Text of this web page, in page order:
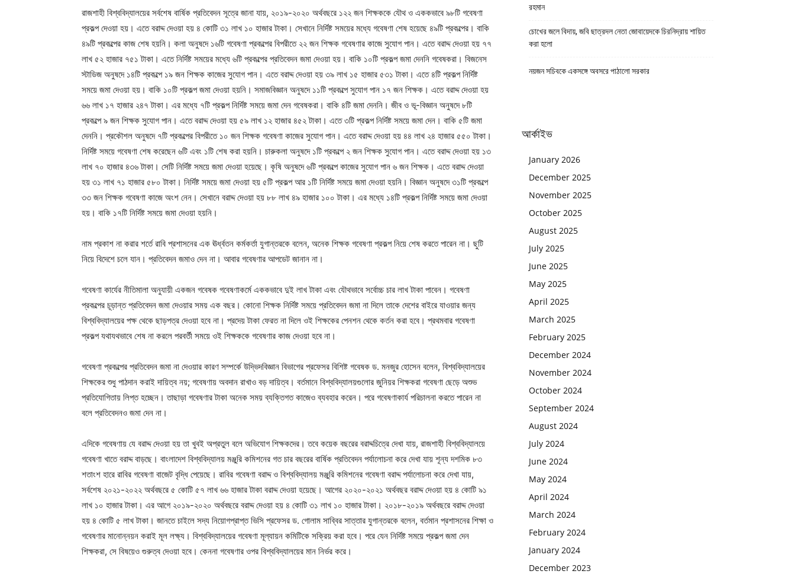
রাজশাহী বিশ্ববিদ্যালয়ের সর্বশেষ বার্ষিক প্রতিবেদন সূত্রে জানা যায়, ২০১৯-২০২০ অর্থবছরে ১২২ জন শিক্ষককে যৌথ ও এককভাবে ৯৮টি গবেষণা
প্রকল্প দেওয়া হয়। এতে বরাদ্দ দেওয়া হয় ৪ কোটি ৩১ লাখ ১০ হাজার টাকা। সেখানে নির্দিষ্ট সময়ের মধ্যে গবেষণা শেষ হয়েছে ৪৯টি প্রকল্পের। বাকি
৪৯টি প্রকল্পের কাজ শেষ হয়নি। কলা অনুষদে ১৬টি গবেষণা প্রকল্পের বিপরীতে ২২ জন শিক্ষক গবেষণার কাজে সুযোগ পান। এতে বরাদ্দ দেওয়া হয় ৭৭
লাখ ৫২ হাজার ৭৫১ টাকা। এতে নির্দিষ্ট সময়ের মধ্যে ৬টি প্রকল্পের প্রতিবেদন জমা দেওয়া হয়। বাকি ১০টি প্রকল্প জমা দেননি গবেষকরা। বিজনেস
স্টাডিজ অনুষদে ১৪টি প্রকল্পে ১৯ জন শিক্ষক কাজের সুযোগ পান। এতে বরাদ্দ দেওয়া হয় ৩৯ লাখ ১৫ হাজার ৫৩১ টাকা। এতে ৪টি প্রকল্প নির্দিষ্ট
সময়ে জমা দেওয়া হয়। বাকি ১০টি প্রকল্প জমা দেওয়া হয়নি। সমাজবিজ্ঞান অনুষদে ১১টি প্রকল্পে সুযোগ পান ১৭ জন শিক্ষক। এতে বরাদ্দ দেওয়া হয়
৬৬ লাখ ১৭ হাজার ২৪৭ টাকা। এর মধ্যে ৭টি প্রকল্প নির্দিষ্ট সময়ে জমা দেন গবেষকরা। বাকি ৪টি জমা দেননি। জীব ও ভূ-বিজ্ঞান অনুষদে ৮টি
প্রকল্পে ৯ জন শিক্ষক সুযোগ পান। এতে বরাদ্দ দেওয়া হয় ৫৯ লাখ ১২ হাজার ৪৫২ টাকা। এতে ৩টি প্রকল্প নির্দিষ্ট সময়ে জমা দেন। বাকি ৫টি জমা
দেননি। প্রকৌশল অনুষদে ৭টি প্রকল্পের বিপরীতে ১০ জন শিক্ষক গবেষণা কাজের সুযোগ পান। এতে বরাদ্দ দেওয়া হয় ৪৪ লাখ ২৪ হাজার ৫৫০ টাকা।
নির্দিষ্ট সময়ে গবেষণা শেষ করেছেন ৬টি এবং ১টি শেষ করা হয়নি। চারুকলা অনুষদে ১টি প্রকল্পে ২ জন শিক্ষক সুযোগ পান। এতে বরাদ্দ দেওয়া হয় ১৩
লাখ ৭০ হাজার ৪৩৬ টাকা। সেটি নির্দিষ্ট সময়ে জমা দেওয়া হয়েছে। কৃষি অনুষদে ৬টি প্রকল্পে কাজের সুযোগ পান ৬ জন শিক্ষক। এতে বরাদ্দ দেওয়া
হয় ৩১ লাখ ৭১ হাজার ৫৮০ টাকা। নির্দিষ্ট সময়ে জমা দেওয়া হয় ৫টি প্রকল্প আর ১টি নির্দিষ্ট সময়ে জমা দেওয়া হয়নি। বিজ্ঞান অনুষদে ৩১টি প্রকল্পে
৩৩ জন শিক্ষক গবেষণা কাজে অংশ নেন। সেখানে বরাদ্দ দেওয়া হয় ৮৮ লাখ ৪৯ হাজার ১০০ টাকা। এর মধ্যে ১৪টি প্রকল্প নির্দিষ্ট সময়ে জমা দেওয়া
হয়। বাকি ১৭টি নির্দিষ্ট সময়ে জমা দেওয়া হয়নি।
নাম প্রকাশ না করার শর্তে রাবি প্রশাসনের এক ঊর্ধ্বতন কর্মকর্তা যুগান্তরকে বলেন, অনেক শিক্ষক গবেষণা প্রকল্প নিয়ে শেষ করতে পারেন না। ছুটি
নিয়ে বিদেশে চলে যান। প্রতিবেদন জমাও দেন না। আবার গবেষণার আপডেট জানান না।
গবেষণা কার্যের নীতিমালা অনুযায়ী একজন গবেষক গবেষণাকর্মে এককভাবে দুই লাখ টাকা এবং যৌথভাবে সর্বোচ্চ চার লাখ টাকা পাবেন। গবেষণা
প্রকল্পের চূড়ান্ত প্রতিবেদন জমা দেওয়ার সময় এক বছর। কোনো শিক্ষক নির্দিষ্ট সময়ে প্রতিবেদন জমা না দিলে তাকে দেশের বাইরে যাওয়ার জন্য
বিশ্ববিদ্যালয়ের পক্ষ থেকে ছাড়পত্র দেওয়া হবে না। প্রদেয় টাকা ফেরত না দিলে ওই শিক্ষকের পেনশন থেকে কর্তন করা হবে। প্রথমবার গবেষণা
প্রকল্প যথাযথভাবে শেষ না করলে পরবর্তী সময়ে ওই শিক্ষককে গবেষণার কাজ দেওয়া হবে না।
গবেষণা প্রকল্পের প্রতিবেদন জমা না দেওয়ার কারণ সম্পর্কে উদ্ভিদবিজ্ঞান বিভাগের প্রফেসর বিশিষ্ট গবেষক ড. মনজুর হোসেন বলেন, বিশ্ববিদ্যালয়ের
শিক্ষকের শুধু পাঠদান করাই দায়িত্ব নয়; গবেষণায় অবদান রাখাও বড় দায়িত্ব। বর্তমানে বিশ্ববিদ্যালয়গুলোর জুনিয়র শিক্ষকরা গবেষণা ছেড়ে অশুভ
প্রতিযোগিতায় লিপ্ত হচ্ছেন। তাছাড়া গবেষণার টাকা অনেক সময় ব্যক্তিগত কাজেও ব্যবহার করেন। পরে গবেষণাকার্য পরিচালনা করতে পারেন না
বলে প্রতিবেদনও জমা দেন না।
এদিকে গবেষণায় যে বরাদ্দ দেওয়া হয় তা খুবই অপ্রতুল বলে অভিযোগ শিক্ষকদের। তবে কয়েক বছরের বরাদ্দচিত্রে দেখা যায়, রাজশাহী বিশ্ববিদ্যালয়ে
গবেষণা খাতে বরাদ্দ বাড়ছে। বাংলাদেশ বিশ্ববিদ্যালয় মঞ্জুরি কমিশনের গত চার বছরের বার্ষিক প্রতিবেদন পর্যালোচনা করে দেখা যায় শূন্য দশমিক ৮৩
শতাংশ হারে রাবির গবেষণা বাজেট বৃদ্ধি পেয়েছে। রাবির গবেষণা বরাদ্দ ও বিশ্ববিদ্যালয় মঞ্জুরি কমিশনের গবেষণা বরাদ্দ পর্যালোচনা করে দেখা যায়,
সর্বশেষ ২০২১-২০২২ অর্থবছরে ৫ কোটি ৫৭ লাখ ৬৬ হাজার টাকা বরাদ্দ দেওয়া হয়েছে। আগের ২০২০-২০২১ অর্থবছর বরাদ্দ দেওয়া হয় ৪ কোটি ৯১
লাখ ১০ হাজার টাকা। এর আগে ২০১৯-২০২০ অর্থবছরে বরাদ্দ দেওয়া হয় ৪ কোটি ৩১ লাখ ১০ হাজার টাকা। ২০১৮-২০১৯ অর্থবছরে বরাদ্দ দেওয়া
হয় ৪ কোটি ৫ লাখ টাকা। জানতে চাইলে সদ্য নিয়োগপ্রাপ্ত ভিসি প্রফেসর ড. গোলাম সাব্বির সাত্তার যুগান্তরকে বলেন, বর্তমান প্রশাসনের শিক্ষা ও
গবেষণার মানোন্নয়ন করাই মূল লক্ষ্য। বিশ্ববিদ্যালয়ের গবেষণা মূল্যায়ন কমিটিকে সক্রিয় করা হবে। পরে যেন নির্দিষ্ট সময়ে প্রকল্প জমা দেন
শিক্ষকরা, সে বিষয়েও গুরুত্ব দেওয়া হবে। কেননা গবেষণার ওপর বিশ্ববিদ্যালয়ের মান নির্ভর করে।
রহমান
চোখের জলে বিদায়, জবি ছাত্রদল নেতা জোবায়েদকে চিরনিদ্রায় শায়িত
করা হলো
নয়জন সচিবকে একসঙ্গে অবসরে পাঠালো সরকার
আর্কাইভ
January 2026
December 2025
November 2025
October 2025
August 2025
July 2025
June 2025
May 2025
April 2025
March 2025
February 2025
December 2024
November 2024
October 2024
September 2024
August 2024
July 2024
June 2024
May 2024
April 2024
March 2024
February 2024
January 2024
December 2023